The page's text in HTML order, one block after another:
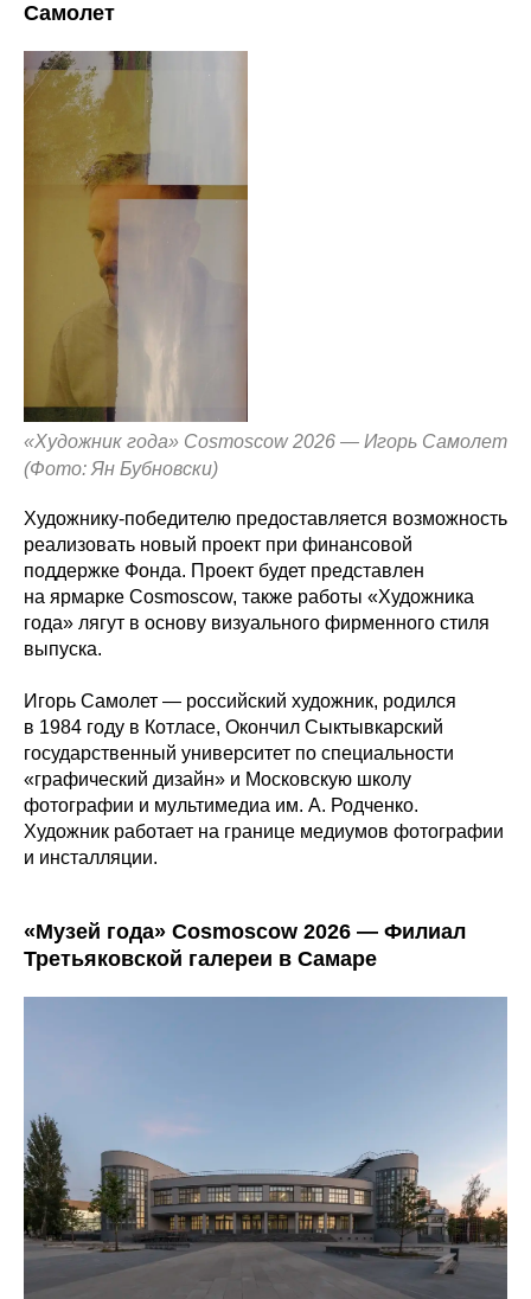
Самолет
«Художник года» Cosmoscow 2026 — Игорь Самолет
(Фото: Ян Бубновски)
Художнику-победителю предоставляется возможность
реализовать новый проект при финансовой
поддержке Фонда. Проект будет представлен
на ярмарке Cosmoscow, также работы «Художника
года» лягут в основу визуального фирменного стиля
выпуска.
Игорь Самолет — российский художник, родился
в 1984 году в Котласе, Окончил Сыктывкарский
государственный университет по специальности
«графический дизайн» и Московскую школу
фотографии и мультимедиа им. А. Родченко.
Художник работает на границе медиумов фотографии
и инсталляции.
«Музей года» Cosmoscow 2026 — Филиал
Третьяковской галереи в Самаре